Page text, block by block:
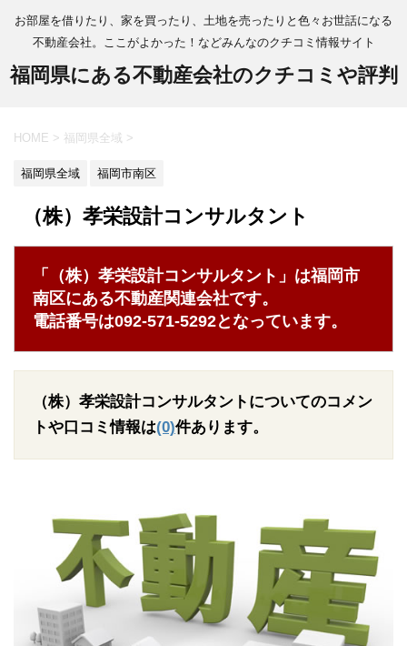
お部屋を借りたり、家を買ったり、土地を売ったりと色々お世話になる
不動産会社。ここがよかった！などみんなのクチコミ情報サイト
福岡県にある不動産会社のクチコミや評判
HOME > 福岡県全域 >
福岡県全域 福岡市南区
（株）孝栄設計コンサルタント
「（株）孝栄設計コンサルタント」は福岡市
南区にある不動産関連会社です。
電話番号は092-571-5292となっています。
（株）孝栄設計コンサルタントについてのコメン
トや口コミ情報は(0)件あります。